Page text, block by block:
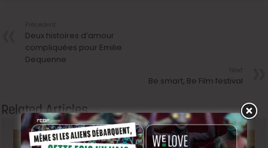
Deux histoires d’amour
compliquées pour Emilie
Dequenne
Be smart, Be Film festival
Related Articles